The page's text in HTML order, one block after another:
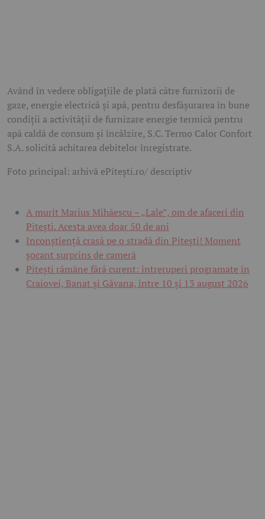
Având în vedere obligațiile de plată către furnizorii de
gaze, energie electrică și apă, pentru desfășurarea în bune
condiții a activității de furnizare energie termică pentru
apă caldă de consum și încălzire, S.C. Termo Calor Confort
S.A. solicită achitarea debitelor înregistrate.
Foto principal: arhivă ePitești.ro/ descriptiv
A murit Marius Mihăescu – „Lale”, om de afaceri din
Pitești. Acesta avea doar 50 de ani
Inconștiență crasă pe o stradă din Pitești! Moment
șocant surprins de cameră
Pitești rămâne fără curent: întreruperi programate în
Craiovei, Banat și Găvana, între 10 și 13 august 2026